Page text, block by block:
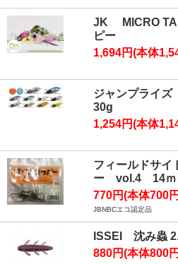
JK MICRO
ピー
1,694円(本体
ジャンプライ
30g
1,254円(本体
フィールドサ
ー vol.4 14ｍ
770円(本体700
JBNBCエコ認定品
ISSEI 沈み蟲
880円(本体800